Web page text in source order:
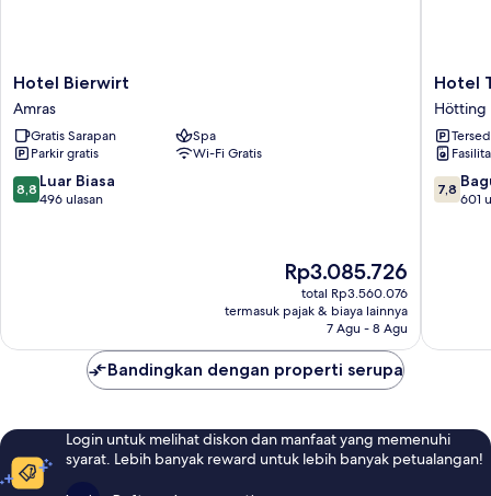
Hotel
Bierwirt
Amras
Hotel Bierwirt
Amras
Gratis Sarapan
Spa
Parkir gratis
Wi-Fi Gratis
8.8
dari
8,8 Luar Biasa
496 ulasan
Harga
sekarang
Rp3.085.726
Rp3.085.726
total Rp3.560.076
termasuk pajak & biaya lainnya
7 Agu - 8 Agu
Hotel
Hötting
Hotel
Hötting
7.8
dari
7,8
601
Bandingkan dengan properti serupa
Login untuk melihat diskon dan manfaat yang memenuhi
syarat. Lebih banyak reward untuk lebih banyak petualangan!